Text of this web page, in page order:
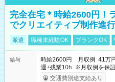
完全在宅＊時給2600円！
でクリエイティブ制作進
派遣 職種未経験OK ブランクOK
給与
時給2600円 月収例 41万
週+残業10h ※月収例を保
受取りサービス利用可（利
交通費別途支給あり